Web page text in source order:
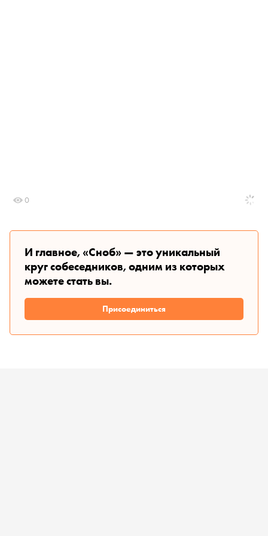
0
И главное, «Сноб» — это уникальный
круг собеседников, одним из которых
можете стать вы.
Присоединиться